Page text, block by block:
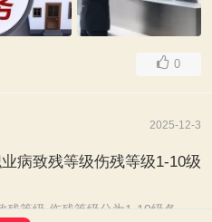
0
2025-12-3
病致残等级伤残等级1-10级